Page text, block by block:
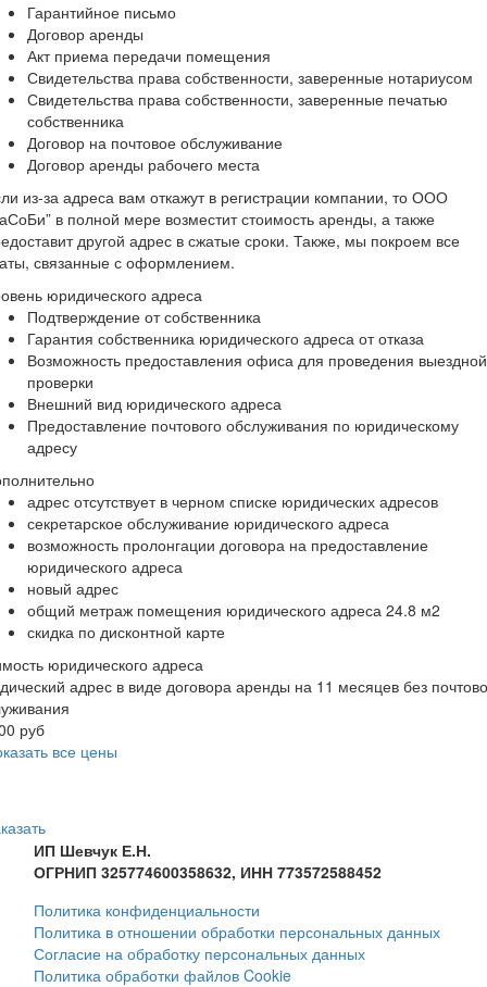
Гарантийное письмо
Договор аренды
Акт приема передачи помещения
Свидетельства права собственности, заверенные нотариусом
Свидетельства права собственности, заверенные печатью
собственника
Договор на почтовое обслуживание
Договор аренды рабочего места
из-за адреса вам откажут в регистрации компании, то ООО
в полной мере возместит стоимость аренды, а также
другой адрес в сжатые сроки. Также, мы покроем все
связанные с оформлением.
юридического адреса
Подтверждение от собственника
Гарантия собственника юридического адреса от отказа
Возможность предоставления офиса для проведения выездной
проверки
Внешний вид юридического адреса
Предоставление почтового обслуживания по юридическому
адресу
адрес отсутствует в черном списке юридических адресов
секретарское обслуживание юридического адреса
возможность пролонгации договора на предоставление
юридического адреса
новый адрес
общий метраж помещения юридического адреса 24.8 м2
скидка по дисконтной карте
юридического адреса
адрес в виде договора аренды на 11 месяцев без
руб
все цены
ИП Шевчук Е.Н.
ОГРНИП 325774600358632, ИНН 773572588452
Политика конфиденциальности
Политика в отношении обработки персональных данных
Согласие на обработку персональных данных
Политика обработки файлов Cookie